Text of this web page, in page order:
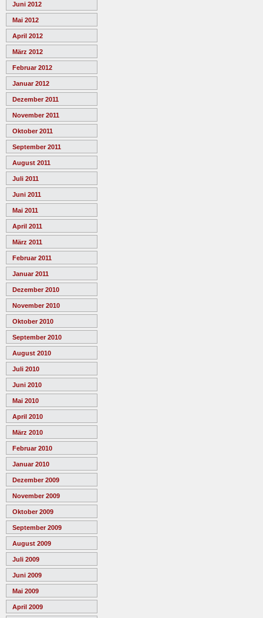
Juni 2012
Mai 2012
April 2012
März 2012
Februar 2012
Januar 2012
Dezember 2011
November 2011
Oktober 2011
September 2011
August 2011
Juli 2011
Juni 2011
Mai 2011
April 2011
März 2011
Februar 2011
Januar 2011
Dezember 2010
November 2010
Oktober 2010
September 2010
August 2010
Juli 2010
Juni 2010
Mai 2010
April 2010
März 2010
Februar 2010
Januar 2010
Dezember 2009
November 2009
Oktober 2009
September 2009
August 2009
Juli 2009
Juni 2009
Mai 2009
April 2009